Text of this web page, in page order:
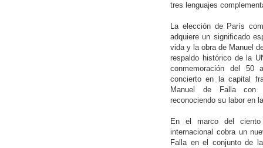
tres lenguajes
La elección de París
adquiere un significado
vida y la obra de Manuel
respaldo histórico de la
conmemoración del 50
concierto en la capital
Manuel de Falla con
reconociendo su labor en
En el marco del ciento
internacional cobra un
Falla en el conjunto de